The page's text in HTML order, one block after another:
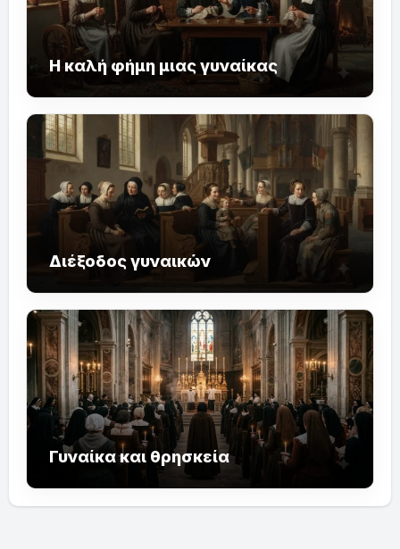
Η καλή φήμη μιας γυναίκας
Διέξοδος γυναικών
Γυναίκα και θρησκεία